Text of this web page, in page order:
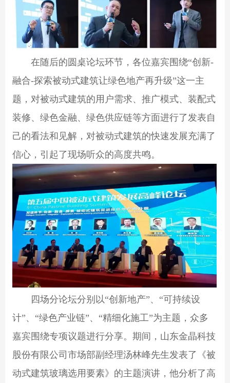
在随后的圆桌论坛环节，各位嘉宾围绕“创新-
融合-探索被动式建筑让绿色地产再升级”这一主
题，对被动式建筑的用户需求、推广模式、装配式
装修、绿色金融、绿色供应链等方面进行了发表自
己的看法和见解，对被动式建筑的快速发展充满了
信心，引起了现场听众的高度共鸣。
四场分论坛分别以“创新地产”、“可持续设
计”、“绿色产业链”、“精细化施工”为主题，众多
嘉宾围绕专项议题进行分享。期间，山东金晶科技
股份有限公司市场部副经理汤林峰先生发表了《被
动式建筑玻璃选用要素》的主题演讲，他分析了高